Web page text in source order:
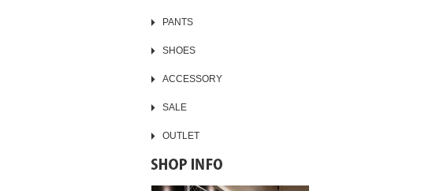
PANTS
SHOES
ACCESSORY
SALE
OUTLET